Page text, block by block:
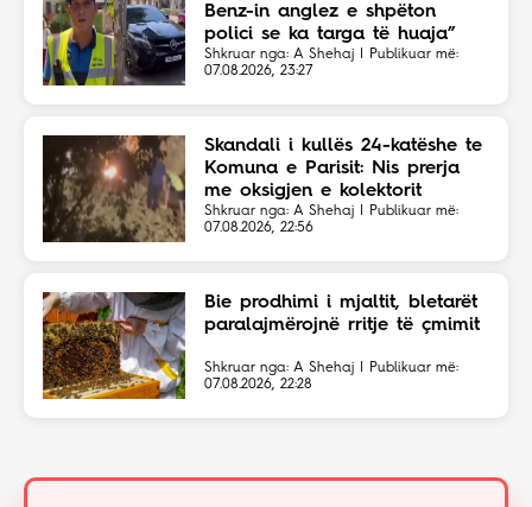
Benz-in anglez e shpëton
polici se ka targa të huaja”
Shkruar nga: A Shehaj | Publikuar më:
07.08.2026, 23:27
Skandali i kullës 24-katëshe te
Komuna e Parisit: Nis prerja
me oksigjen e kolektorit
magjistral në fshehtësi
Shkruar nga: A Shehaj | Publikuar më:
07.08.2026, 22:56
Bie prodhimi i mjaltit, bletarët
paralajmërojnë rritje të çmimit
Shkruar nga: A Shehaj | Publikuar më:
07.08.2026, 22:28